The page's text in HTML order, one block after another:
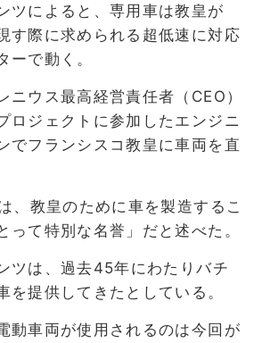
ツによると、専用車は教皇が
す際に求められる超低速に対応
ーで動く。
ニウス最高経営責任者（CEO）
ロジェクトに参加したエンジニ
でフランシスコ教皇に車両を直
、教皇のために車を製造するこ
って特別な名誉」だと述べた。
ツは、過去45年にわたりバチ
を提供してきたとしている。
動車両が使用されるのは今回が